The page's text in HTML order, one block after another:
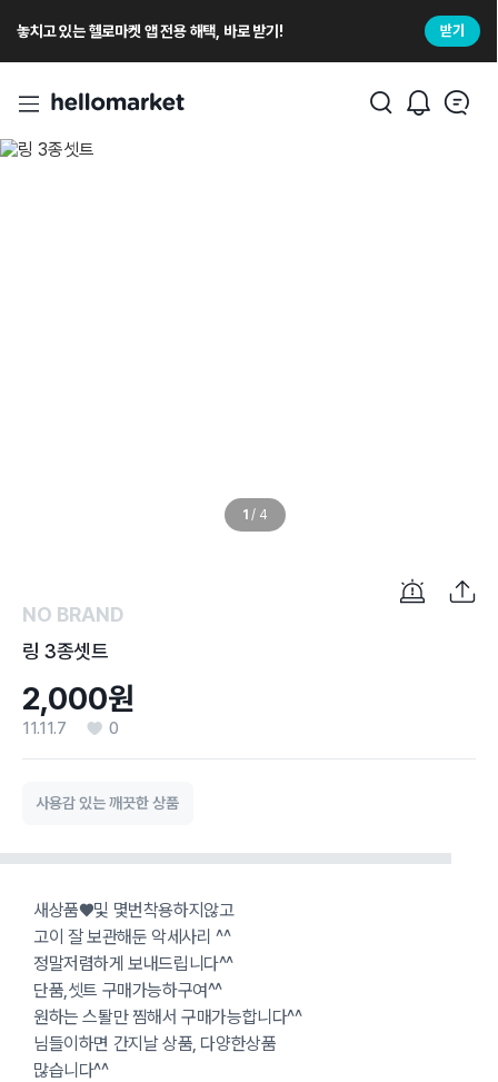
놓치고 있는 헬로마켓 앱 전용 해택, 바로 받기! 받기
1 / 4
NO BRAND
링 3종셋트
2,000원
11.11.7 0
사용감 있는 깨끗한 상품
새상품♥및 몇번착용하지않고
고이 잘 보관해둔 악세사리 ^^
정말저렴하게 보내드립니다^^
단품,셋트 구매가능하구여^^
원하는 스퇄만 찜해서 구매가능합니다^^
님들이하면 간지날 상품, 다양한상품
많습니다^^